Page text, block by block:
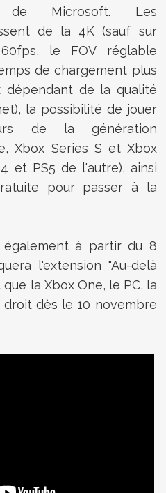
de Microsoft. Les
de la 4K (sauf sur
le FOV réglable
de chargement plus
dépendant de la qualité
la possibilité de jouer
de la génération
Xbox Series S et Xbox
et PS5 de l'autre), ainsi
pour passer à la
à partir du 8
l'extension "Au-delà
la Xbox One, le PC, la
dès le 10 novembre